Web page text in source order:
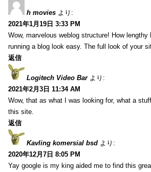
h movies より:
2021年1月19日 3:33 PM
Wow, marvelous weblog structure! How
running a blog look easy. The full look of your
返信
Logitech Video Bar より:
2021年2月3日 11:34 AM
Wow, that as what I was looking for, what a
this site.
返信
Kavling komersial bsd より:
2020年12月7日 8:05 PM
Yay google is my king aided me to find this